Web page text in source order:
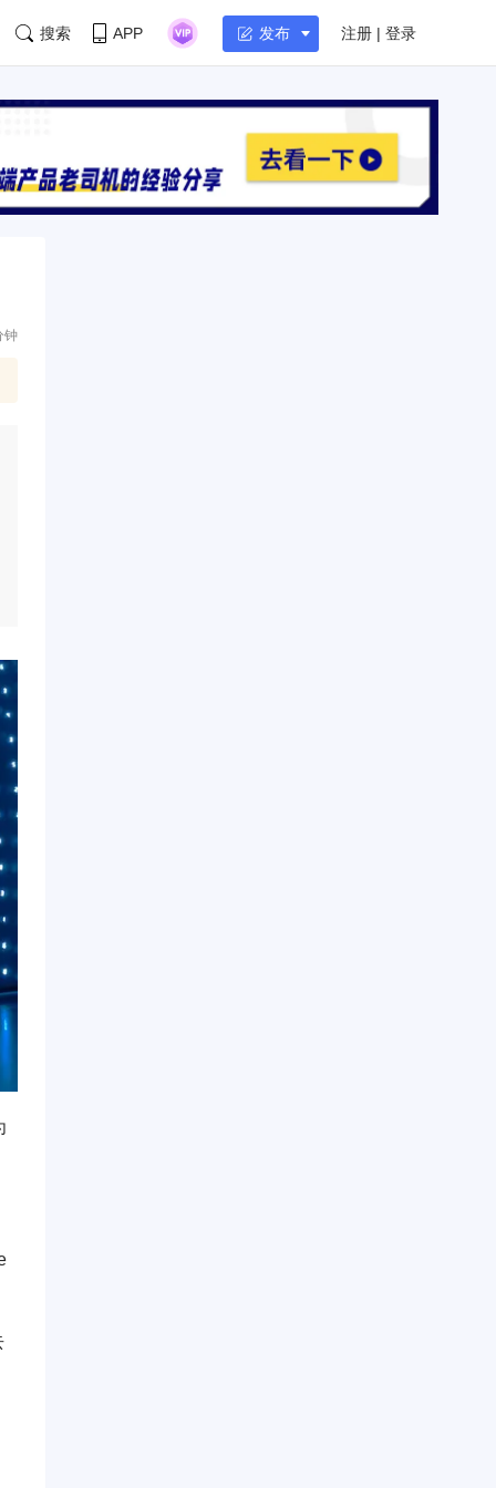
搜索 APP 发布 注册 | 登录
钟